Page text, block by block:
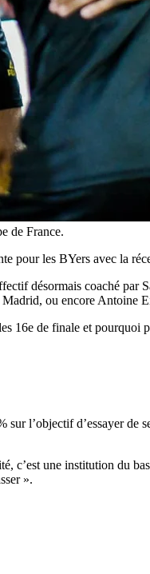
de France.
pour les BYers avec la
désormais coaché par
ou encore Antoine
16e de finale et pourquoi
sur l’objectif d’essayer
une institution du
».